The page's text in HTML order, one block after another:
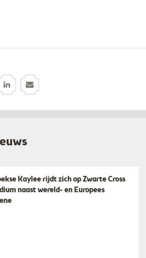
Kaylee rijdt zich op Zwarte Cross
naast wereld- en Europees